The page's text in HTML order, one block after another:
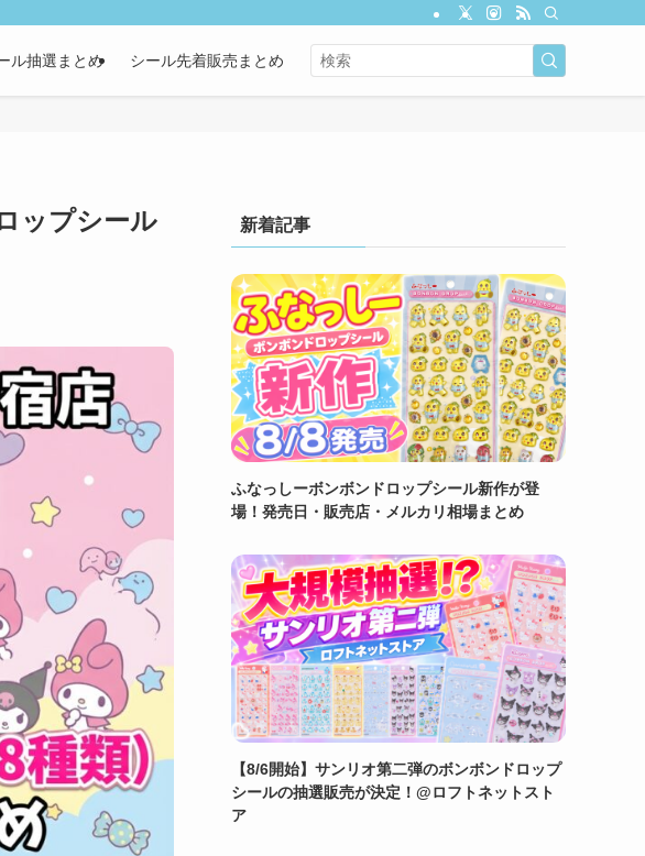
ル抽選まとめ シール先着販売まとめ
ップシール
新着記事
ふなっしーボンボンドロップシール新作が登
場！発売日・販売店・メルカリ相場まとめ
【8/6開始】サンリオ第二弾のボンボンドロップ
シールの抽選販売が決定！@ロフトネットスト
ア